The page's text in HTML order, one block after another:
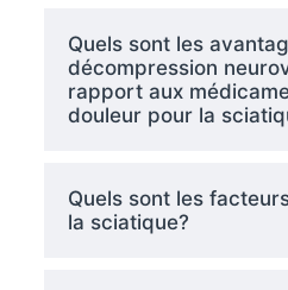
Quels sont les
décompression
rapport aux
douleur pour la
Quels sont les
la sciatique?